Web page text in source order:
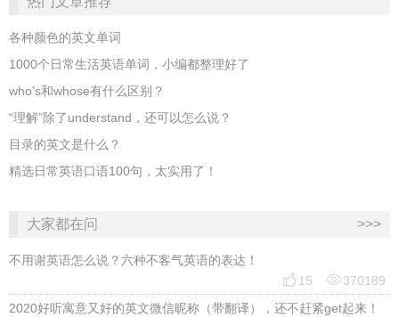
各种颜色的英文单词
1000个日常生活英语单词，小编都整理好了
who's和whose有什么区别？
“理解”除了understand，还可以怎么说？
目录的英文是什么？
精选日常英语口语100句，太实用了！
大家都在问 >>>
不用谢英语怎么说？六种不客气英语的表达！
 15 370189
2020好听寓意又好的英文微信昵称（带翻译），还不赶紧get起来！